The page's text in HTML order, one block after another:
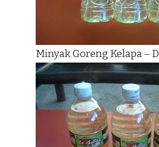
Minyak Goreng Kelapa –